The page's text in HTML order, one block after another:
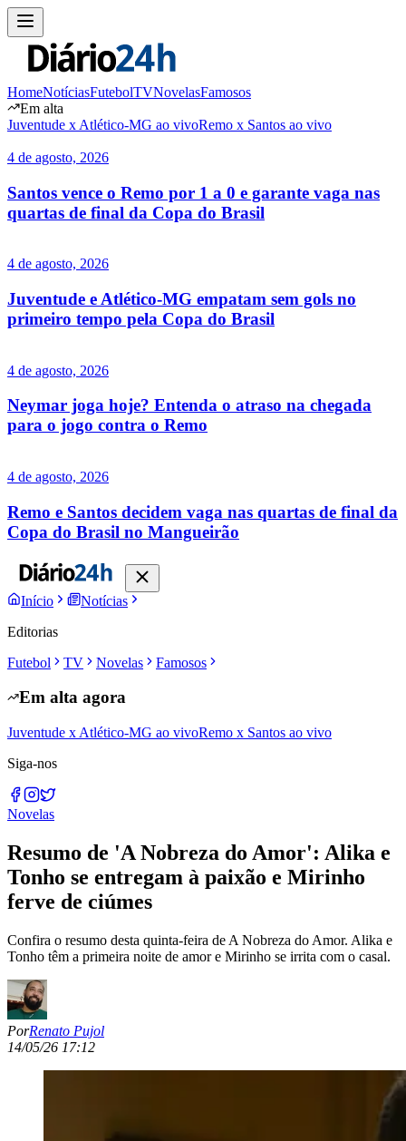
HomeNotíciasFutebolTVNovelasFamosos
Em alta
Juventude x Atlético-MG ao vivoRemo x Santos ao vivo
4 de agosto, 2026
Santos vence o Remo por 1 a 0 e garante vaga nas
quartas de final da Copa do Brasil
4 de agosto, 2026
Juventude e Atlético-MG empatam sem gols no
primeiro tempo pela Copa do Brasil
4 de agosto, 2026
Neymar joga hoje? Entenda o atraso na chegada
para o jogo contra o Remo
4 de agosto, 2026
Remo e Santos decidem vaga nas quartas de final da
Copa do Brasil no Mangueirão
Início
Notícias
Editorias
Futebol
TV Novelas Famosos
Em alta agora
Juventude x Atlético-MG ao vivoRemo x Santos ao vivo
Siga-nos
Novelas
Resumo de 'A Nobreza do Amor': Alika e
Tonho se entregam à paixão e Mirinho
ferve de ciúmes
Confira o resumo desta quinta-feira de A Nobreza do Amor. Alika e
Tonho têm a primeira noite de amor e Mirinho se irrita com o casal.
PorRenato Pujol
14/05/26 17:12